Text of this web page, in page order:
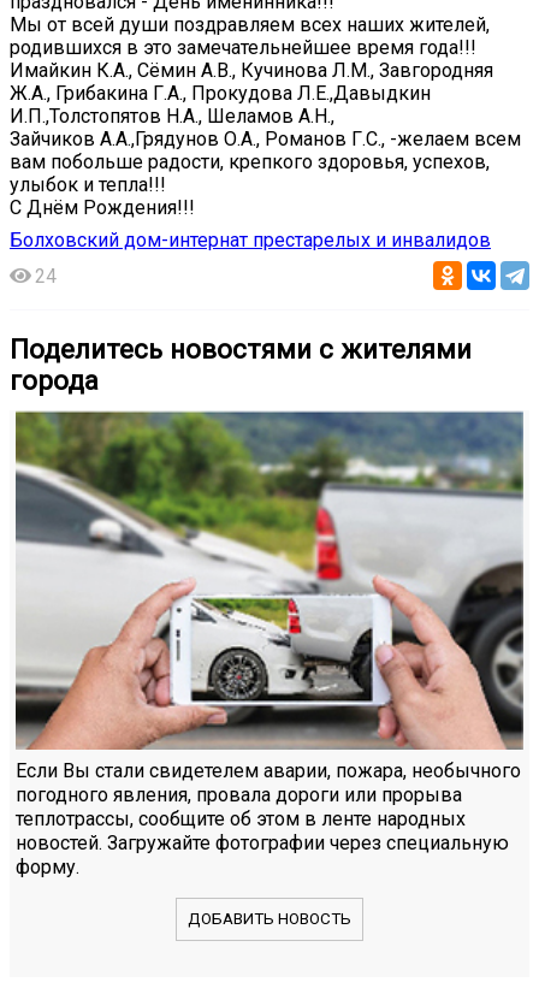
Мы от всей души поздравляем всех наших жителей,
родившихся в это замечательнейшее время года!!!
Имайкин К.А., Сёмин А.В., Кучинова Л.М., Завгородняя
Ж.А., Грибакина Г.А., Прокудова Л.Е.,Давыдкин
И.П.,Толстопятов Н.А., Шеламов А.Н.,
Зайчиков А.А.,Грядунов О.А., Романов Г.С., -желаем всем
вам побольше радости, крепкого здоровья, успехов,
улыбок и тепла!!!
С Днём Рождения!!!
Болховский дом-интернат престарелых и инвалидов
24
Поделитесь новостями с жителями
города
Если Вы стали свидетелем аварии, пожара, необычного
погодного явления, провала дороги или прорыва
теплотрассы, сообщите об этом в ленте народных
новостей. Загружайте фотографии через специальную
форму.
ДОБАВИТЬ НОВОСТЬ